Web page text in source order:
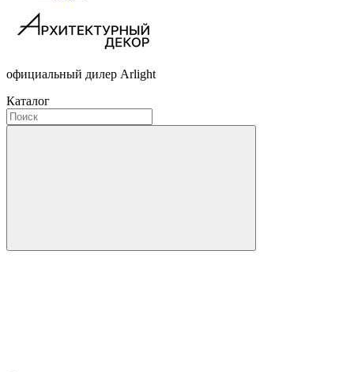
официальный дилер Arlight
Каталог